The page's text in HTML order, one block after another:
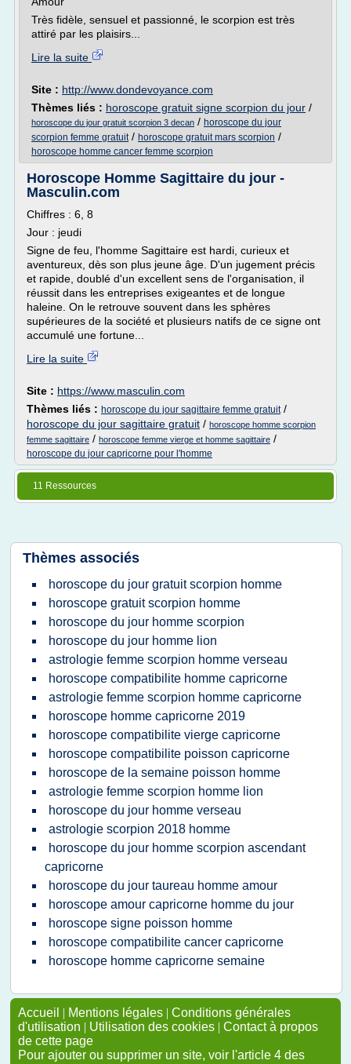
Très fidèle, sensuel et passionné, le scorpion est très
attiré par les plaisirs...
Lire la suite
Site : http://www.dondevoyance.com
Thèmes liés : horoscope gratuit signe scorpion du jour /
horoscope du jour gratuit scorpion 3 decan / horoscope du jour
scorpion femme gratuit/ horoscope gratuit mars scorpion /
horoscope homme cancer femme scorpion
Horoscope Homme Sagittaire du jour -
Masculin.com
Chiffres : 6, 8
Jour : jeudi
Signe de feu, l'homme Sagittaire est hardi, curieux et
aventureux, dès son plus jeune âge. D'un jugement précis
et rapide, doublé d'un excellent sens de l'organisation, il
réussit dans les entreprises exigeantes et de longue
haleine. On le retrouve souvent dans les sphères
supérieures de la société et plusieurs natifs de ce signe ont
accumulé une fortune...
Lire la suite
Site : https://www.masculin.com
Thèmes liés : horoscope du jour sagittaire femme gratuit/
horoscope du jour sagittaire gratuit / horoscope homme scorpion
femme sagittaire / horoscope femme vierge et homme sagittaire /
horoscope du jour capricorne pour l'homme
11 Ressources
Thèmes associés
horoscope du jour gratuit scorpion homme
horoscope gratuit scorpion homme
horoscope du jour homme scorpion
horoscope du jour homme lion
astrologie femme scorpion homme verseau
horoscope compatibilite homme capricorne
astrologie femme scorpion homme capricorne
horoscope homme capricorne 2019
horoscope compatibilite vierge capricorne
horoscope compatibilite poisson capricorne
horoscope de la semaine poisson homme
astrologie femme scorpion homme lion
horoscope du jour homme verseau
astrologie scorpion 2018 homme
horoscope du jour homme scorpion ascendant
capricorne
horoscope du jour taureau homme amour
horoscope amour capricorne homme du jour
horoscope signe poisson homme
horoscope compatibilite cancer capricorne
horoscope homme capricorne semaine
Accueil | Mentions légales | Conditions générales
d'utilisation | Utilisation des cookies | Contact à propos
de cette page
Pour ajouter ou supprimer un site, voir l'article 4 des